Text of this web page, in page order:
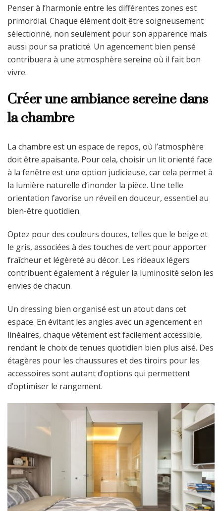
Penser à l’harmonie entre les différentes zones est
primordial. Chaque élément doit être soigneusement
sélectionné, non seulement pour son apparence mais
aussi pour sa praticité. Un agencement bien pensé
contribuera à une atmosphère sereine où il fait bon
vivre.
Créer une ambiance sereine dans
la chambre
La chambre est un espace de repos, où l’atmosphère
doit être apaisante. Pour cela, choisir un lit orienté face
à la fenêtre est une option judicieuse, car cela permet à
la lumière naturelle d’inonder la pièce. Une telle
orientation favorise un réveil en douceur, essentiel au
bien-être quotidien.
Optez pour des couleurs douces, telles que le beige et
le gris, associées à des touches de vert pour apporter
fraîcheur et légèreté au décor. Les rideaux légers
contribuent également à réguler la luminosité selon les
envies de chacun.
Un dressing bien organisé est un atout dans cet
espace. En évitant les angles avec un agencement en
linéaires, chaque vêtement est facilement accessible,
rendant le choix de tenues quotidien bien plus aisé. Des
étagères pour les chaussures et des tiroirs pour les
accessoires sont autant d’options qui permettent
d’optimiser le rangement.